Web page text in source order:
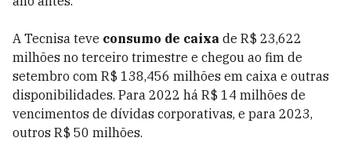
A Tecnisa teve consumo de caixa de R$ 23,622
milhões no terceiro trimestre e chegou ao fim de
setembro com R$ 138,456 milhões em caixa e outras
disponibilidades. Para 2022 há R$ 14 milhões de
vencimentos de dívidas corporativas, e para 2023,
outros R$ 50 milhões.